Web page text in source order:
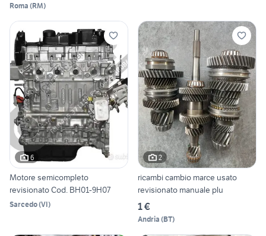
Roma (RM)
6
Motore semicompleto
revisionato Cod. BH01-9H07
Sarcedo(VI)
2
ricambi cambio marce usato
revisionato manuale plu
1 €
Andria (BT)